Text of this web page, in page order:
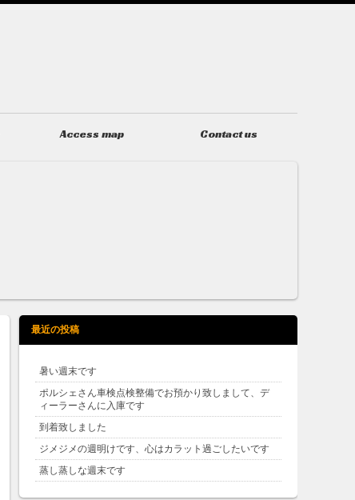
Access map Contact us
最近の投稿
暑い週末です
ポルシェさん車検点検整備でお預かり致しまして、デ
ィーラーさんに入庫です
到着致しました
ジメジメの週明けです、心はカラット過ごしたいです
蒸し蒸しな週末です